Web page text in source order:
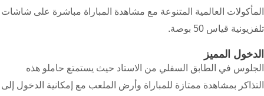
المأكولات العالمية المتنوعة مع مشاهدة المباراة مباشرة على شاشات
تلفزيونية قياس 50 بوصة.
الدخول المميز
الجلوس في الطابق السفلي من الاستاد حيث يستمتع حاملو هذه
التذاكر بمشاهدة ممتازة للمباراة وأرض الملعب مع إمكانية الدخول إلى